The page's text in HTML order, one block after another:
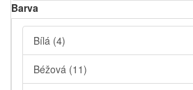
Barva
Bílá (4)
Béžová (11)